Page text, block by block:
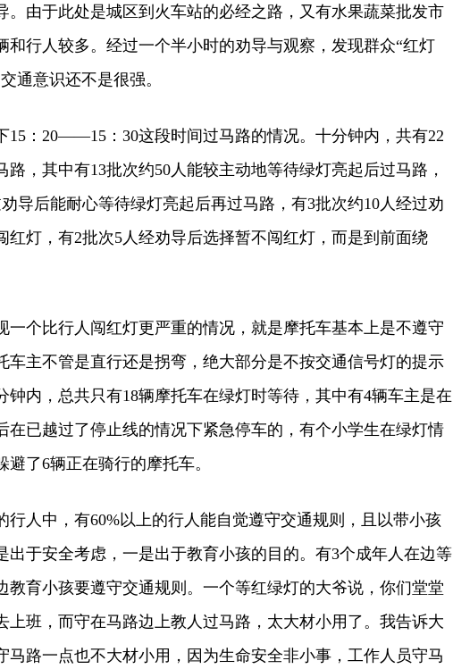
。由于此处是城区到火车站的必经之路，又有水果蔬菜批发市
和行人较多。经过一个半小时的劝导与观察，发现群众“红灯
通意识还不是很强。
：20——15：30这段时间过马路的情况。十分钟内，共有22
路，其中有13批次约50人能较主动地等待绿灯亮起后过马路，
导后能耐心等待绿灯亮起后再过马路，有3批次约10人经过劝
红灯，有2批次5人经劝导后选择暂不闯红灯，而是到前面绕
个比行人闯红灯更严重的情况，就是摩托车基本上是不遵守
车主不管是直行还是拐弯，绝大部分是不按交通信号灯的提示
钟内，总共只有18辆摩托车在绿灯时等待，其中有4辆车主是在
在已越过了停止线的情况下紧急停车的，有个小学生在绿灯情
避了6辆正在骑行的摩托车。
人中，有60%以上的行人能自觉遵守交通规则，且以带小孩
出于安全考虑，一是出于教育小孩的目的。有3个成年人在边等
教育小孩要遵守交通规则。一个等红绿灯的大爷说，你们堂堂
上班，而守在马路边上教人过马路，太大材小用了。我告诉大
马路一点也不大材小用，因为生命安全非小事，工作人员守马